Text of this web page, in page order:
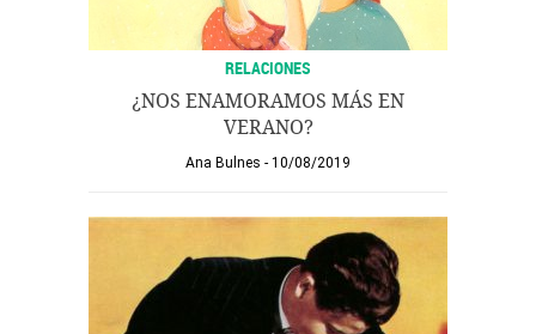
RELACIONES
¿NOS ENAMORAMOS MÁS EN
VERANO?
Ana Bulnes 10/08/2019